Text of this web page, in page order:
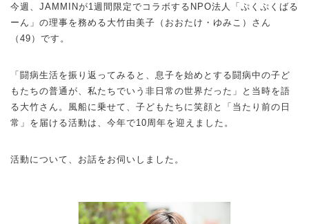
今週、JAMMINが1週間限定でコラボするNPO法人「ぷくぷくばる
ーん」の理事を務める大竹由美子（おおたけ・ゆみこ）さん
（49）です。
「闘病生活を振り返ってみると、息子を始めとする闘病中の子ど
もたちの普通が、私たちでいう非日常の世界だった」と当時を語
る大竹さん。風船に乗せて、子どもたちに笑顔と「当たり前の日
常」を届ける活動は、今年で10周年を迎えました。
活動について、お話をお伺いしました。